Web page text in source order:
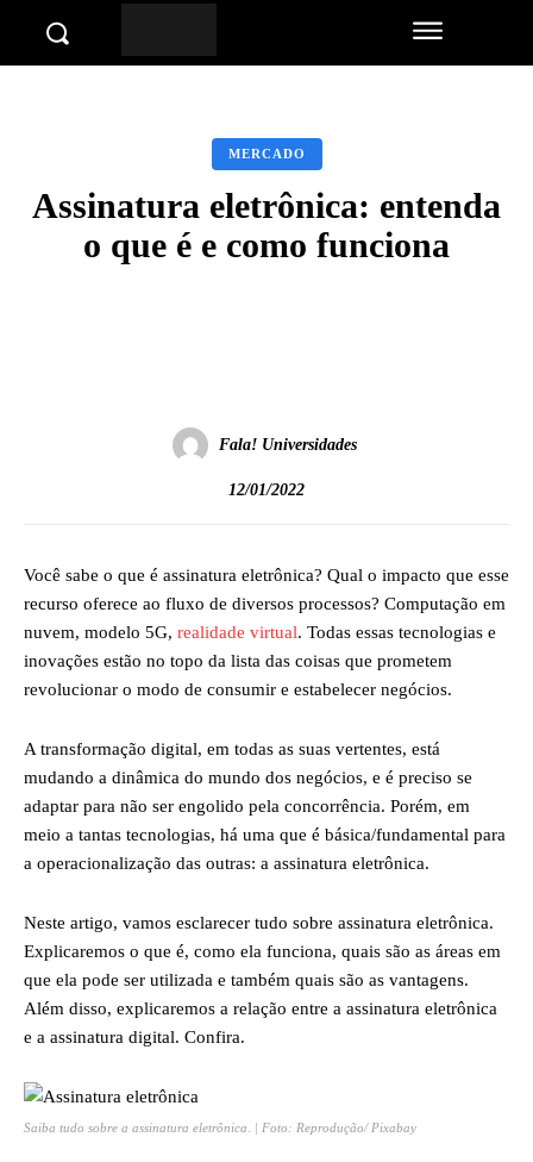
MERCADO
Assinatura eletrônica: entenda
o que é e como funciona
Fala! Universidades
12/01/2022
Você sabe o que é assinatura eletrônica? Qual o impacto que esse
recurso oferece ao fluxo de diversos processos? Computação em
nuvem, modelo 5G, realidade virtual. Todas essas tecnologias e
inovações estão no topo da lista das coisas que prometem
revolucionar o modo de consumir e estabelecer negócios.
A transformação digital, em todas as suas vertentes, está
mudando a dinâmica do mundo dos negócios, e é preciso se
adaptar para não ser engolido pela concorrência. Porém, em
meio a tantas tecnologias, há uma que é básica/fundamental para
a operacionalização das outras: a assinatura eletrônica.
Neste artigo, vamos esclarecer tudo sobre assinatura eletrônica.
Explicaremos o que é, como ela funciona, quais são as áreas em
que ela pode ser utilizada e também quais são as vantagens.
Além disso, explicaremos a relação entre a assinatura eletrônica
e a assinatura digital. Confira.
Saiba tudo sobre a assinatura eletrônica. | Foto: Reprodução/ Pixabay